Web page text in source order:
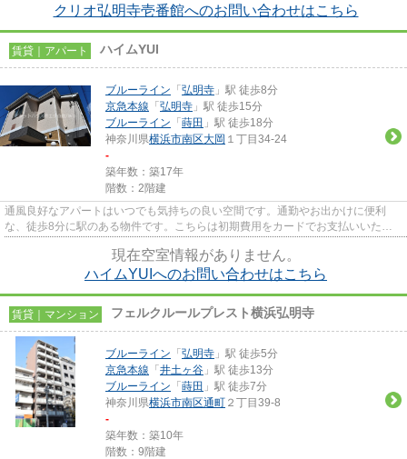
クリオ弘明寺壱番館へのお問い合わせはこちら
賃貸｜アパート ハイムYUI
ブルーライン 「 弘明寺 」駅 徒歩8分
京急本線 「 弘明寺 」駅 徒歩15分
ブルーライン 「 蒔田 」駅 徒歩18分
神奈川県横浜市南区大岡 １丁目34-24
-
築年数：築17年
階数：2階建
通風良好なアパートはいつでも気持ちの良い空間です。通勤やお出かけに便利
な、徒歩8分に駅のある物件です。こちらは初期費用をカードでお支払いいただ
現在空室情報がありません。
ハイムYUIへのお問い合わせはこちら
賃貸｜マンション フェルクルールプレスト横浜弘明寺
ブルーライン 「 弘明寺 」駅 徒歩5分
京急本線 「 井土ヶ谷 」駅 徒歩13分
ブルーライン 「 蒔田 」駅 徒歩7分
神奈川県横浜市南区通町 ２丁目39-8
-
築年数：築10年
階数：9階建